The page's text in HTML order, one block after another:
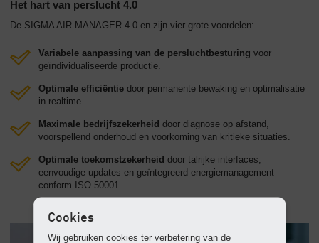
Het hart van perslucht 4.0
De SIGMA AIR MANAGER 4.0 en zijn vier grote voordelen:
Variabele aanpassing van de persluchtbesturing voor
geïndividualiseerde productie.
Optimale efficiëntie door permanente bewaking en optimalisatie
in realtime.
Maximale bedrijfszekerheid door diagnose op afstand,
voorspellend onderhoud en voorkoming van kritieke situaties.
Optimale toekomstzekerheid door talrijke interfaces,
eenvoudige updates en geïntegreerd energiemanagement
conform ISO 50001.
Cookies
Wij gebruiken cookies ter verbetering van de